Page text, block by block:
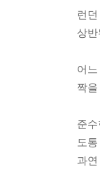
런
상
어느
짝
준
도
과